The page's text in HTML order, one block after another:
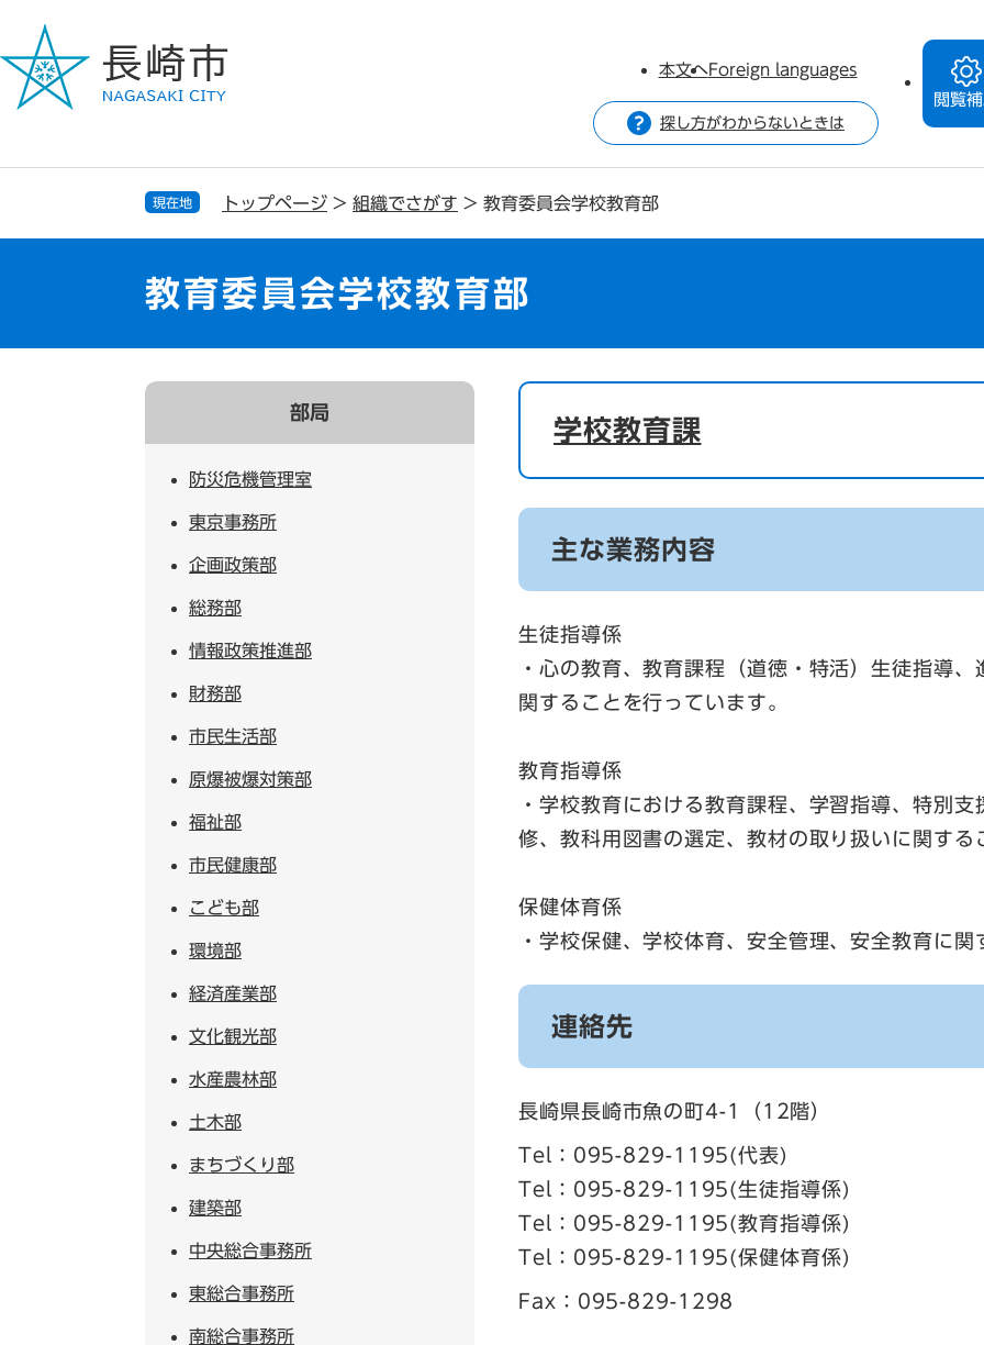
ジ
で
ュ
ば
閲覧
本文へForeign languages
探し方がわからないときは
現在地 トップページ > 組織でさがす > 教育委員会学校教育部
教育委員会学校教育部
本
学校教育課
主な業務内容
生徒指導係
・心の教育、教育課程（道徳・特活）生徒指導
関することを行っています。
教育指導係
・学校教育における教育課程、学習指導、特別
修、教科用図書の選定、教材の取り扱いに関する
保健体育係
・学校保健、学校体育、安全管理、安全教育に
連絡先
長崎県長崎市魚の町4-1（12階）
Tel：095-829-1195 代表
Tel：095-829-1195 生徒指導係
Tel：095-829-1195 教育指導係
Tel：095-829-1195 保健体育係
Fax：095-829-1298
部局
防災危機管理室
東京事務所
企画政策部
総務部
情報政策推進部
財務部
市民生活部
原爆被爆対策部
福祉部
市民健康部
こども部
環境部
経済産業部
文化観光部
水産農林部
土木部
まちづくり部
建築部
中央総合事務所
東総合事務所
南総合事務所